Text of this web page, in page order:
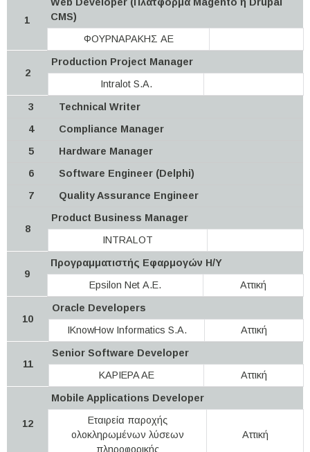
1
CMS)
ΦΟΥΡΝΑΡΑΚΗΣ ΑΕ
2
Production Project Manager
Intralot S.A.
3
Technical Writer
4
Compliance Manager
5
Hardware Manager
6
Software Engineer (Delphi)
7
Quality Assurance Engineer
8
Product Business Manager
INTRALOT
9
Προγραμματιστής Εφαρμογών Η/Υ
Epsilon Net Α.Ε.
Αττική
10
Oracle Developers
IKnowHow Informatics S.A.
Αττική
11
Senior Software Developer
KAPIEPA AE
Αττική
12
Mobile Applications Developer
Εταιρεία παροχής
ολοκληρωμένων λύσεων
πληροφορικής
Αττική